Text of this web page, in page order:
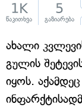
1K
წაკითხვა
5
გაზიარება
ახალი
გულის
იყოს.